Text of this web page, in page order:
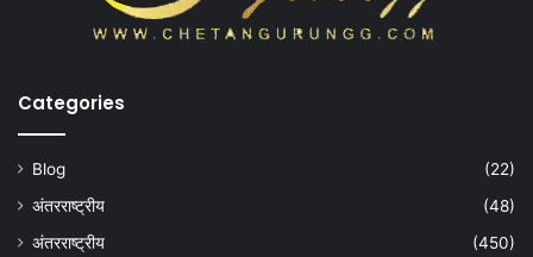
Categories
Blog
(22)
अंतरराष्ट्रीय
(48)
अंतरराष्ट्रीय
(450)